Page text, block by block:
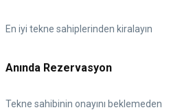
En iyi tekne sahiplerinden kiralayın
Anında Rezervasyon
Tekne sahibinin onayını beklemeden